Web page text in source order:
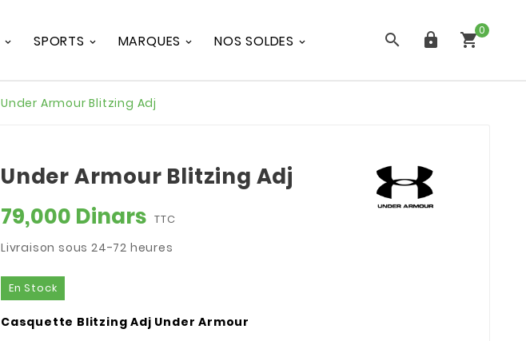
SPORTS MARQUES NOS SOLDES   
0
Under Armour Blitzing Adj
Under Armour Blitzing Adj
79,000 Dinars TTC
Livraison sous 24-72 heures
En Stock
Casquette Blitzing Adj Under Armour